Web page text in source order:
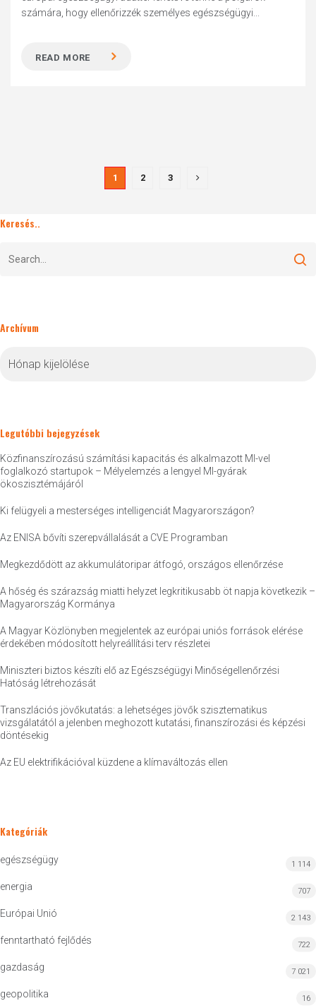
számára, hogy ellenőrizzék személyes egészségügyi...
READ MORE
1 2 3
Keresés..
Archívum
Legutóbbi bejegyzések
Közfinanszírozású számítási kapacitás és alkalmazott MI-vel
foglalkozó startupok – Mélyelemzés a lengyel MI-gyárak
ökoszisztémájáról
Ki felügyeli a mesterséges intelligenciát Magyarországon?
Az ENISA bővíti szerepvállalását a CVE Programban
Megkezdődött az akkumulátoripar átfogó, országos ellenőrzése
A hőség és szárazság miatti helyzet legkritikusabb öt napja következik –
Magyarország Kormánya
A Magyar Közlönyben megjelentek az európai uniós források elérése
érdekében módosított helyreállítási terv részletei
Miniszteri biztos készíti elő az Egészségügyi Minőségellenőrzési
Hatóság létrehozását
Transzlációs jövőkutatás: a lehetséges jövők szisztematikus
vizsgálatától a jelenben meghozott kutatási, finanszírozási és képzési
döntésekig
Az EU elektrifikációval küzdene a klímaváltozás ellen
Kategóriák
egészségügy 1 114
energia 707
Európai Unió 2 143
fenntartható fejlődés 722
gazdaság 7 021
geopolitika 16